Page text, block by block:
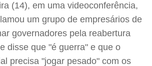
(14), em uma videoconferência,
um grupo de empresários de
governadores pela reabertura
disse que "é guerra" e que o
precisa "jogar pesado" com os